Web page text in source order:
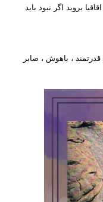
بروید اگر نبود باید
، باهوش ، صابر